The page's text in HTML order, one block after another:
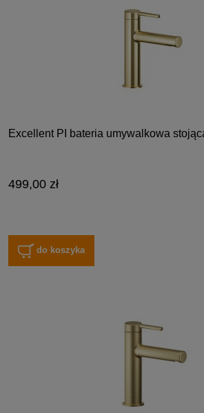
Excellent PI bateria umywalkowa
499,00 zł
do koszyka